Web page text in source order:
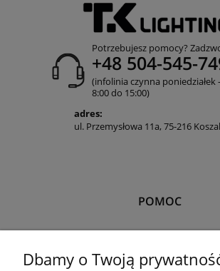
Potrzebujesz pomocy?
+48 504-545-
(infolinia czynna poniedziałek
8:00 do 15:00)
adres:
ul. Przemysłowa 11a, 75-216
POMOC
Dbamy o Twoją